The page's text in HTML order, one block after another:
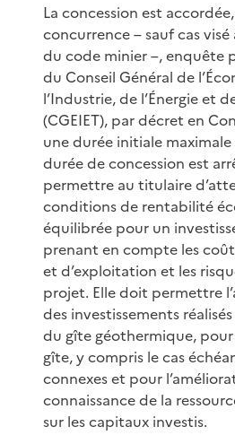
La concession est
concurrence – sauf cas visé
du code minier –, enquête
du Conseil Général de
l’Industrie, de l’Énergie et
(CGEIET), par décret en
une durée initiale maximale
durée de concession est
permettre au titulaire
conditions de rentabilité
équilibrée pour un
prenant en compte les
et d’exploitation et les
projet. Elle doit permettre
des investissements
du gîte géothermique,
gîte, y compris le cas
connexes et pour
connaissance de la
sur les capitaux investis.